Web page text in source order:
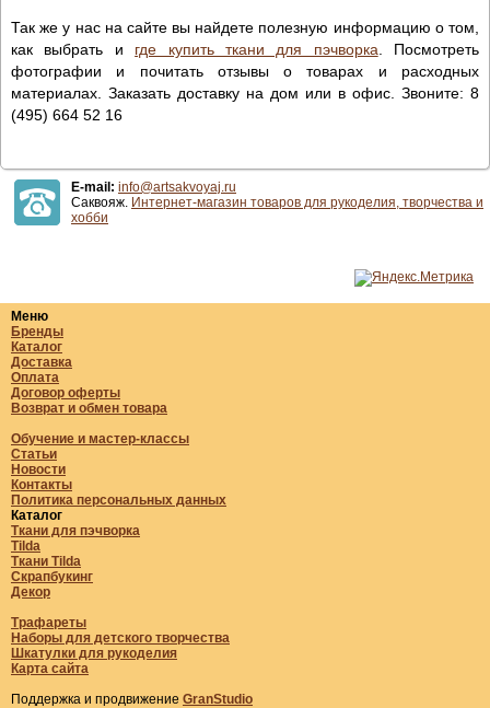
Так же у нас на сайте вы найдете полезную информацию о том,
как выбрать и где купить ткани для пэчворка . Посмотреть
фотографии и почитать отзывы о товарах и расходных
материалах. Заказать доставку на дом или в офис. Звоните: 8
(495) 664 52 16
E-mail: info@artsakvoyaj.ru
Саквояж. Интернет-магазин товаров для рукоделия, творчества и
хобби
Меню
Бренды
Каталог
Доставка
Оплата
Договор оферты
Возврат и обмен товара
Обучение и мастер-классы
Статьи
Новости
Контакты
Политика персональных данных
Каталог
Ткани для пэчворка
Tilda
Ткани Tilda
Скрапбукинг
Декор
Трафареты
Наборы для детского творчества
Шкатулки для рукоделия
Карта сайта
Поддержка и продвижение GranStudio